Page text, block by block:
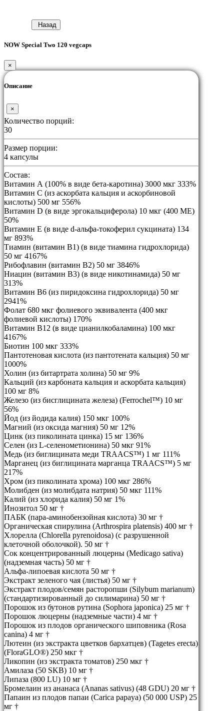
Назад
NOW Special Two 120 vegcaps
×
Описание
×
Количество порций:
30
Размер порции:
4 капсулы
Состав:
Витамин А (100% в виде бета-каротина) 3000 мкг 333%
Витамин С (из аскорбата кальция и аскорбиновой
кислоты) 500 мг 556%
Витамин D (в виде эргокальциферола) 10 мкг (400 МЕ)
50%
Витамин E (в виде d-альфа-токоферил сукцината) 134
мг 893%
Тиамин (витамин B1) (в виде тиамина гидрохлорида)
50 мг 4167%
Рибофлавин (витамин B2) 50 мг 3846%
Ниацин (витамин B3) (в виде никотинамида) 50 мг
313%
Витамин B6 (из пиридоксина гидрохлорида) 50 мг
2941%
Фолат 680 мкг фолиевого эквивалента (400 мкг
фолиевой кислоты) 170%
Витамин B12 (в виде цианилкобаламина) 100 мкг
4167%
Биотин 100 мкг 333%
Пантотеновая кислота (из пантотената кальция) 50 мг
1000%
Холин (из битартрата холина) 50 мг 9%
Кальций (из карбоната кальция и аскорбата кальция)
100 мг 8%
Железо (из бисглицината железа) (Ferrochel™) 10 мг
56%
Йод (из йодида калия) 150 мкг 100%
Магний (из оксида магния) 50 мг 12%
Цинк (из пиколината цинка) 15 мг 136%
Селен (из L-селенометионина) 50 мкг 91%
Медь (из биглицината меди TRAACS™) 1 мг 111%
Марганец (из биглицината марганца TRAACS™) 5 мг
217%
Хром (из пиколината хрома) 100 мкг 286%
Молибден (из молибдата натрия) 50 мкг 111%
Калий (из хлорида калия) 50 мг 1%
Инозитол 50 мг †
ПАБК (пара-аминобензойная кислота) 30 мг †
Органическая спирулина (Arthrospira platensis) 400 мг †
Хлорелла (Chlorella pyrenoidosa) (с разрушенной
клеточной оболочкой). 50 мг †
Сок концентрированный люцерны (Medicago sativa)
(надземная часть) 50 мг †
Альфа-липоевая кислота 50 мг †
Экстракт зеленого чая (листья) 50 мг †
Экстракт плодов/семян расторопши (Silybum marianum)
(стандартизированный до силимарина) 50 мг †
Порошок из бутонов рутина (Sophora japonica) 25 мг †
Порошок люцерны (надземные части) 4 мг †
Порошок из плодов органического шиповника (Rosa
canina) 4 мг †
Лютеин (из экстракта цветков бархатцев) (Tagetes erecta)
(FloraGLO®) 250 мкг †
Ликопин (из экстракта томатов) 250 мкг †
Амилаза (50 SKB) 10 мг †
Липаза (800 LU) 10 мг †
Бромелаин из ананаса (Ananas sativus) (48 GDU) 20 мг †
Папаин из плодов папаи (Carica papaya) (50 000 USP) 25
мг †